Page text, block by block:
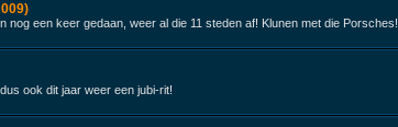
nog een keer gedaan, weer al die 11 steden af! Klunen met die Porsches!
ook dit jaar weer een jubi-rit!